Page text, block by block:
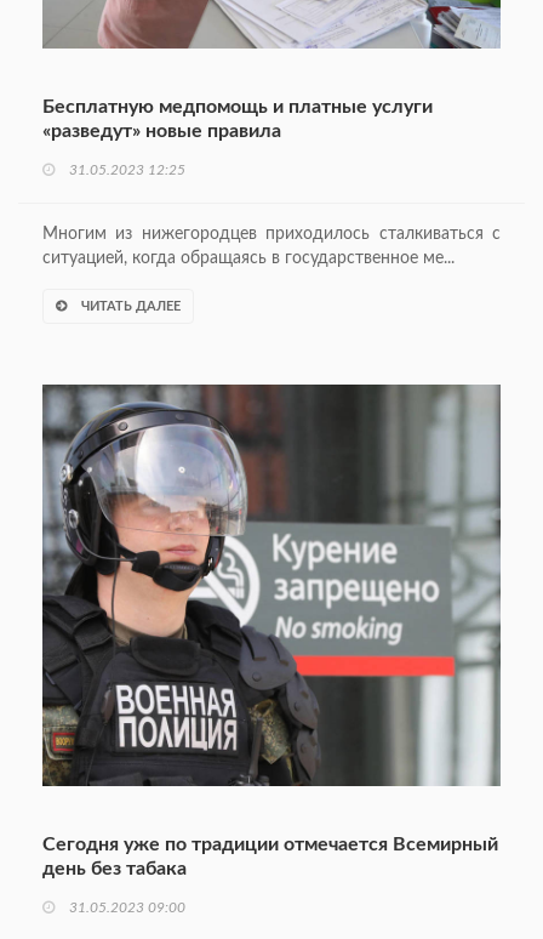
Бесплатную медпомощь и платные услуги
«разведут» новые правила
31.05.2023 12:25
Многим из нижегородцев приходилось сталкиваться с
ситуацией, когда обращаясь в государственное ме...
ЧИТАТЬ ДАЛЕЕ
Сегодня уже по традиции отмечается Всемирный
день без табака
31.05.2023 09:00